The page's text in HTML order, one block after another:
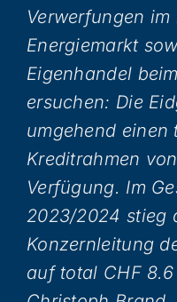
Verwerfungen
Energiemarkt
Eigenhandel
ersuchen: Die
umgehend einen
Kreditrahmen
Verfügung. Im
2023/2024 stieg
Konzernleitung
auf total CHF